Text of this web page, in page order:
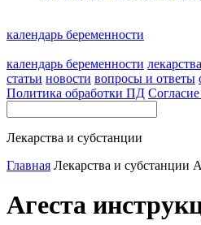
календарь беременности
календарь беременности
статьи новости вопросы и ответы
Политика обработки ПД
Лекарства и субстанции
Главная Лекарства и субстанции
Агеста